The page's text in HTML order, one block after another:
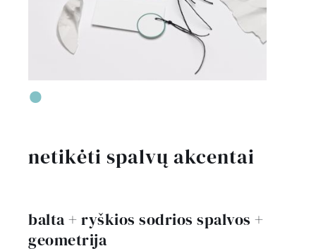
•
netikėti spalvų akcentai
balta + ryškios sodrios spalvos +
geometrija